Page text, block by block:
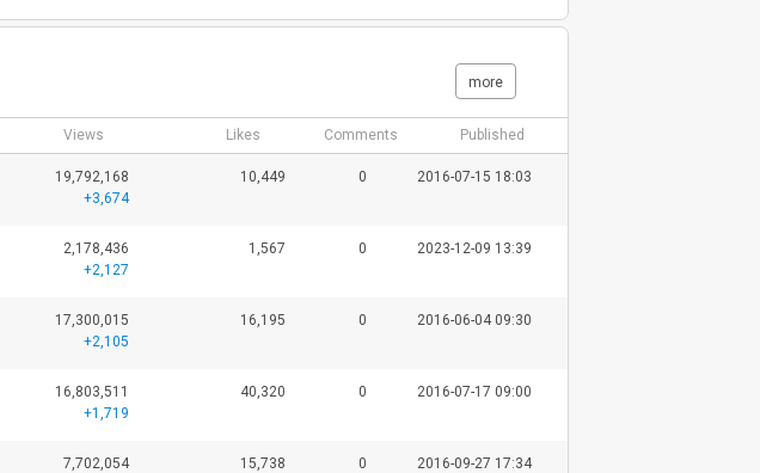
more
Views Likes Comments Published
19,792,168
+3,674
10,449 0 2016-07-15 18:03
2,178,436
+2,127
1,567 0 2023-12-09 13:39
17,300,015
+2,105
16,195 0 2016-06-04 09:30
16,803,511
+1,719
40,320 0 2016-07-17 09:00
7,702,054
15,738 0 2016-09-27 17:34